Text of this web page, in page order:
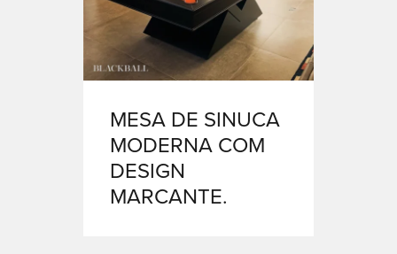
MESA DE SINUCA
MODERNA COM
DESIGN
MARCANTE.